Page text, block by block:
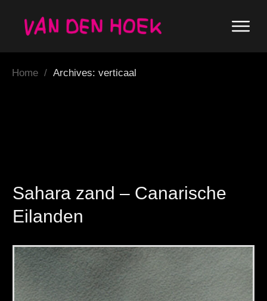
Home / Archives: verticaal
Sahara zand – Canarische
Eilanden